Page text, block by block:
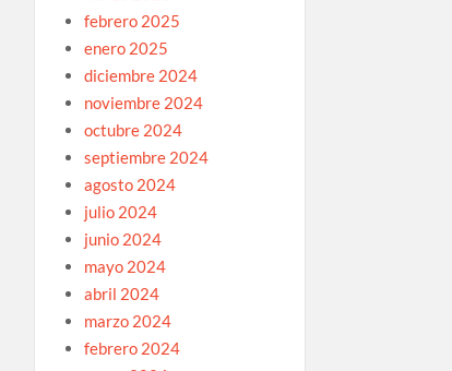
febrero 2025
enero 2025
diciembre 2024
noviembre 2024
octubre 2024
septiembre 2024
agosto 2024
julio 2024
junio 2024
mayo 2024
abril 2024
marzo 2024
febrero 2024